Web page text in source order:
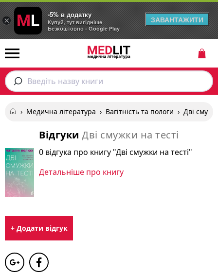
Введіть назву книги
› Медична література › Вагітність та пологи › Дві
ВідгукиДві смужки на тесті
0 відгука про книгу "Дві смужки на тесті"
Детальніше про книгу
+ Додати відгук
×
-5% в додатку
Купуй, тут вигідніше
Безкоштовно - Google Play
ЗАВАНТАЖИТИ